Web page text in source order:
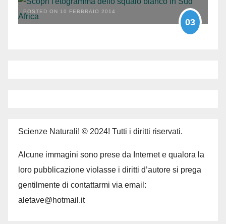
POSTED ON 10 FEBBRAIO 2014
03
Scienze Naturali! © 2024! Tutti i diritti riservati.
Alcune immagini sono prese da Internet e qualora la
loro pubblicazione violasse i diritti d’autore si prega
gentilmente di contattarmi via email:
aletave@hotmail.it